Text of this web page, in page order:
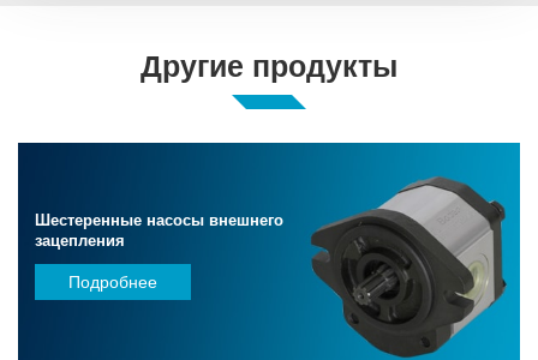
Другие продукты
Шестеренные насосы внешнего
зацепления
Подробнее